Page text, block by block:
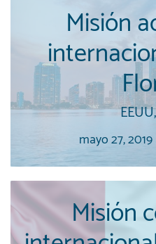
Misión
mayo 27, 2019
Misión